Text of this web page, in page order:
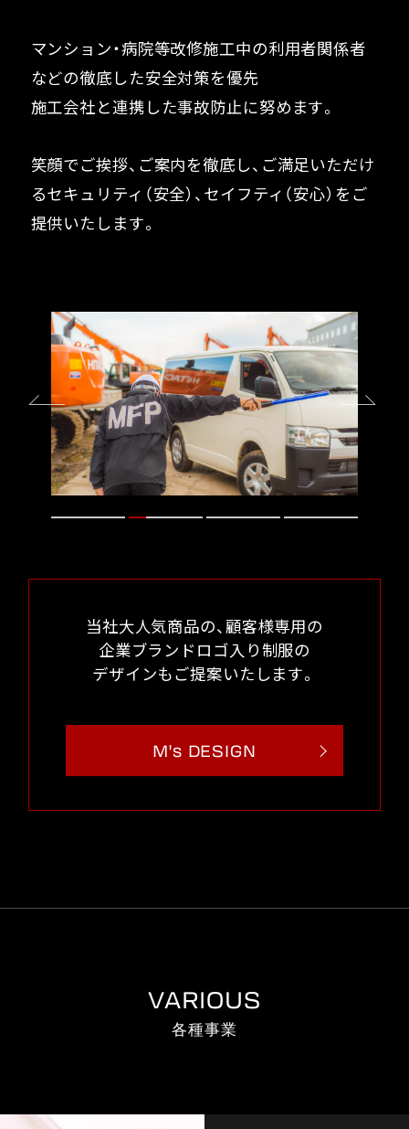
マンション・病院等改修施工中の利用者関係者
などの徹底した安全対策を優先
施工会社と連携した事故防止に努めます。
笑顔でご挨拶、ご案内を徹底し、ご満足いただけ
るセキュリティ（安全）、セイフティ（安心）をご
提供いたします。
当社大人気商品の、顧客様専用の
企業ブランドロゴ入り制服の
デザインもご提案いたします。
M's DESIGN
VARIOUS
各種事業